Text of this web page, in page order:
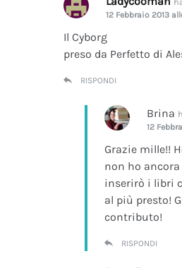
12 Febbraio 2013
Il Cyborg
preso da Perfetto di
RISPONDI
Brina
12
Grazie mille!!
non ho
inserirò i libri
al più presto!
contributo!
RISPONDI